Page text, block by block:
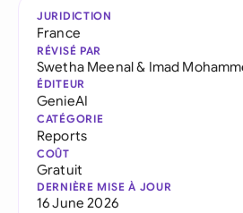
JURIDICTION
France
RÉVISÉ PAR
Swetha Meenal& Imad
ÉDITEUR
GenieAI
CATÉGORIE
Reports
COÛT
Gratuit
DERNIÈRE MISE À JOUR
16 June 2026